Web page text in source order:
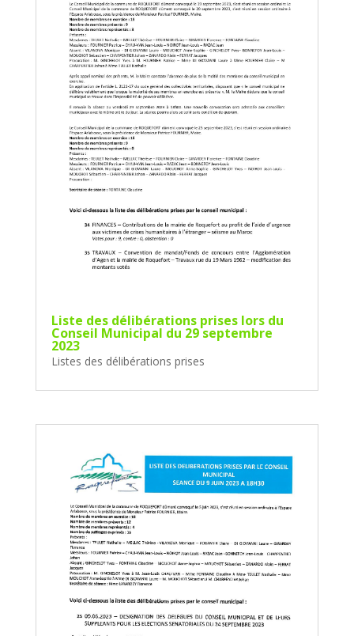
Liste des délibérations prises lors du
Conseil Municipal du 29 septembre
2023
Listes des délibérations prises